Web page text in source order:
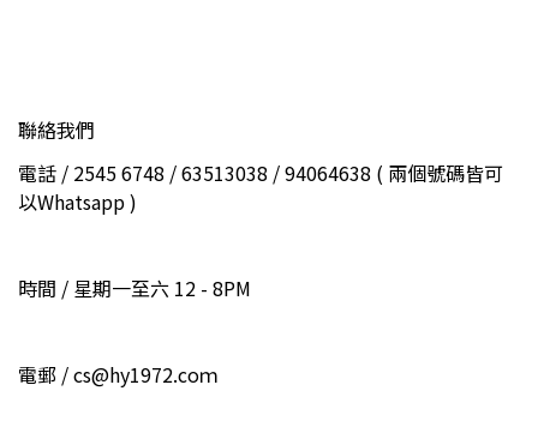
聯絡我們
電話 / 2545 6748 / 63513038 / 94064638 ( 兩個號碼皆可
以Whatsapp )
時間 / 星期一至六 12 - 8PM
電郵 / cs@hy1972.coｍ